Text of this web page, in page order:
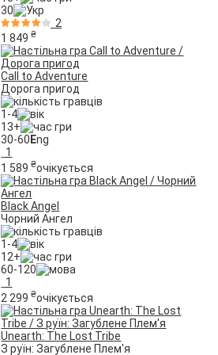
30
2
1 849₴
Call to Adventure
Дорога пригод
1-4
13+
30-60 Eng
1
1 589₴очікується
Black Angel
Чорний Ангел
1-4
12+
60-120
1
2 299₴очікується
Unearth: The Lost Tribe
З руїн: Загублене Плем'я